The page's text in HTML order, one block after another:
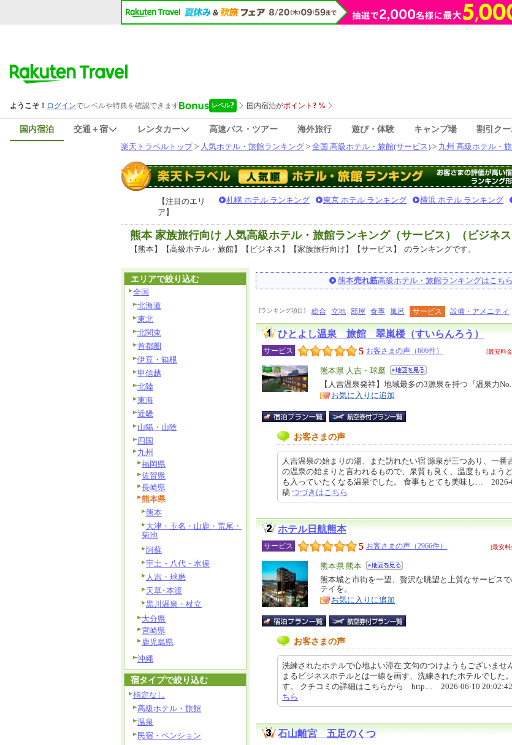
国内宿泊 交通＋宿 レンタカー 高速バス・ツアー 海外旅行 遊び・体験 キャンプ場 割引ク
楽天トラベルトップ> 人気ホテル・旅館ランキング > 全国 高級ホテル・旅館(サービス) > 九州 高級ホテル・
【注目のエリ
ア】
札幌 ホテル ランキング 東京 ホテル ランキング 横浜 ホテル ランキング
熊本 家族旅行向け 人気高級ホテル・旅館ランキング（サービス）（ビジネス
【熊本】【高級ホテル・旅館】【ビジネス】【家族旅行向け】【サービス】
のランキングです。
熊本売れ筋高級ホテル・旅館ランキングはこちら
[ランキング項目] 総合 立地 部屋 食事 風呂 サービス 設備・アメニティ
ひとよし温泉 旅館 翠嵐楼（すいらんろう）
サービス 5 お客さまの声（606件） [最安料
エ
リ
ア
熊本県 人吉・球磨
特
徴
【人吉温泉発祥】地域最多の3源泉を持つ『温泉力
お気に入りに追加
お客さまの声
人吉温泉の始まりの湯、また訪れたい宿 源泉が三つあり、一番
の温泉の始まりと言われるもので、泉質も良く、温度もちょう
も入っていたくなる温泉でした。 食事もとても美味し… 2026-
稿 つづきはこちら
ホテル日航熊本
サービス 5 お客さまの声（2966件） [最安料
エ
リ
ア
熊本県 熊本
特
徴
熊本城と市街を一望、贅沢な眺望と上質なサービス
テイを。
お気に入りに追加
お客さまの声
洗練されたホテルで心地よい滞在 文句のつけようもございませ
まるビジネスホテルとは一線を画す、洗練されたホテルでした
す。 クチコミの詳細はこちらから http… 2026-06-10
ちら
石山離宮 五足のくつ
エリアで絞り込む
全国
北海道
東北
北関東
首都圏
伊豆・箱根
甲信越
北陸
東海
近畿
山陽・山陰
四国
九州
福岡県
佐賀県
長崎県
熊本県
熊本
大津・玉名・山鹿・荒尾・
菊池
阿蘇
宇土・八代・水俣
人吉・球磨
天草･本渡
黒川温泉・杖立
大分県
宮崎県
鹿児島県
沖縄
宿タイプで絞り込む
指定なし
高級ホテル・旅館
温泉
民宿・ペンション